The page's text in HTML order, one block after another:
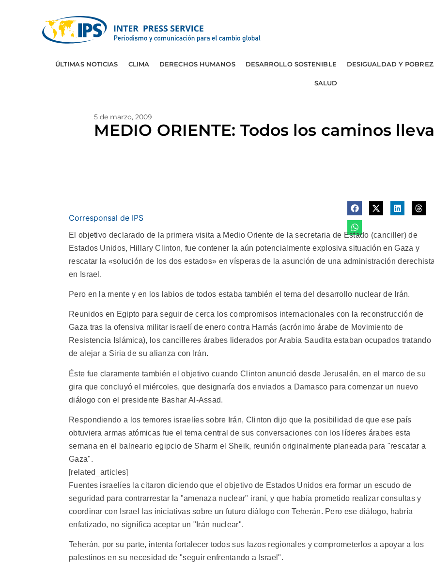
ÚLTIMAS NOTICIAS CLIMA DERECHOS HUMANOS DESARROLLO SOSTENIBLE DESIGUALDAD Y
SALUD
5 de marzo, 2009
MEDIO ORIENTE: Todos los caminos
Corresponsal de IPS
El objetivo declarado de la primera visita a Medio Oriente de la secretaria de Estado (canciller) de
Estados Unidos, Hillary Clinton, fue contener la aún potencialmente explosiva situación en Gaza y
rescatar la «solución de los dos estados» en vísperas de la asunción de una administración
en Israel.
Pero en la mente y en los labios de todos estaba también el tema del desarrollo nuclear de Irán.
Reunidos en Egipto para seguir de cerca los compromisos internacionales con la reconstrucción de
Gaza tras la ofensiva militar israelí de enero contra Hamás (acrónimo árabe de Movimiento de
Resistencia Islámica), los cancilleres árabes liderados por Arabia Saudita estaban ocupados tratando
de alejar a Siria de su alianza con Irán.
Éste fue claramente también el objetivo cuando Clinton anunció desde Jerusalén, en el marco de su
gira que concluyó el miércoles, que designaría dos enviados a Damasco para comenzar un nuevo
diálogo con el presidente Bashar Al-Assad.
Respondiendo a los temores israelíes sobre Irán, Clinton dijo que la posibilidad de que ese país
obtuviera armas atómicas fue el tema central de sus conversaciones con los líderes árabes esta
semana en el balneario egipcio de Sharm el Sheik, reunión originalmente planeada para "rescatar a
Gaza".
[related_articles]
Fuentes israelíes la citaron diciendo que el objetivo de Estados Unidos era formar un escudo de
seguridad para contrarrestar la "amenaza nuclear" iraní, y que había prometido realizar consultas y
coordinar con Israel las iniciativas sobre un futuro diálogo con Teherán. Pero ese diálogo, habría
enfatizado, no significa aceptar un "Irán nuclear".
Teherán, por su parte, intenta fortalecer todos sus lazos regionales y comprometerlos a apoyar a los
palestinos en su necesidad de "seguir enfrentando a Israel".